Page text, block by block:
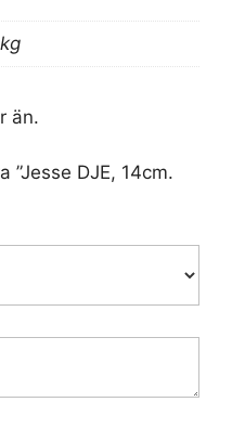
än.
”Jesse DJE, 14cm.